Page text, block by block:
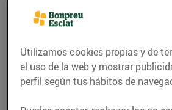
Utilizamos cookies propias y de
el uso de la web y mostrar
perfil según tus hábitos de